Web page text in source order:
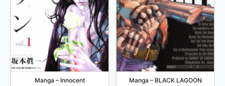
Manga – Innocent Manga – BLACK LAGOON